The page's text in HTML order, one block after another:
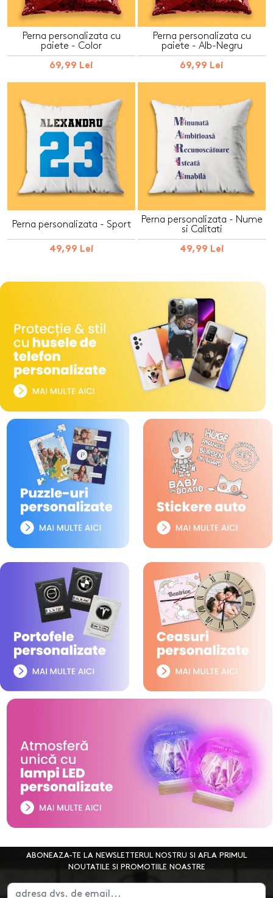
Perna personalizata cu
paiete - Color
69,99 Lei
Perna personalizata cu
paiete - Alb-Negru
69,99 Lei
Perna personalizata - Sport
49,99 Lei
Perna personalizata - Nume
si Calitati
49,99 Lei
ABONEAZA-TE LA NEWSLETTERUL NOSTRU SI AFLA PRIMUL
NOUTATILE SI PROMOTIILE NOASTRE